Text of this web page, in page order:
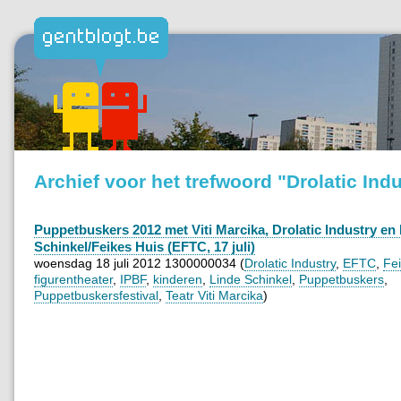
Archief voor het trefwoord "Drolatic
Puppetbuskers 2012 met Viti Marcika, Drolatic Industry en
Schinkel/Feikes Huis (EFTC, 17 juli)
woensdag 18 juli 2012 1300000034 (Drolatic Industry, EFTC
figurentheater, IPBF, kinderen Linde Schinkel Puppetbuskers
Puppetbuskersfestival Teatr Viti Marcika)